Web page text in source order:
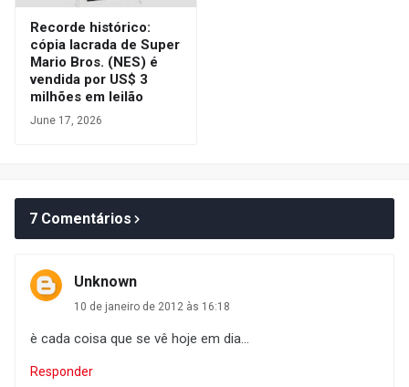
Recorde histórico:
cópia lacrada de Super
Mario Bros. (NES) é
vendida por US$ 3
milhões em leilão
June 17, 2026
7 Comentários
Unknown
10 de janeiro de 2012 às 16:18
è cada coisa que se vê hoje em dia...
Responder